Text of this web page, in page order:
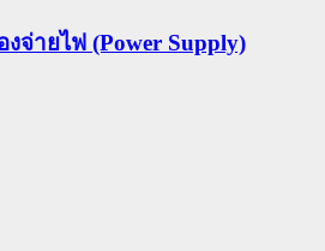
งจ่ายไฟ (Power Supply)